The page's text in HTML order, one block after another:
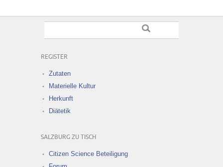
REGISTER
Zutaten
Materielle Kultur
Herkunft
Diätetik
SALZBURG ZU TISCH
Citizen Science Beteiligung